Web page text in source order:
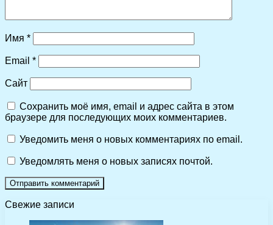
Имя *
Email *
Сайт
Сохранить моё имя, email и адрес сайта в этом
браузере для последующих моих комментариев.
Уведомить меня о новых комментариях по email.
Уведомлять меня о новых записях почтой.
Свежие записи